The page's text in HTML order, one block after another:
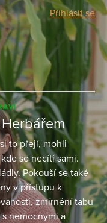
Přihlásit se
to přejí, mohli
se necítí sami.
Pokouší se také
v přístupu k
zmírnění tabu
nemocnými a